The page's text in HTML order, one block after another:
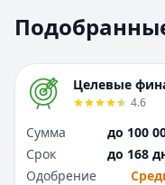
4.6
Сумма
до 100
Срок
до 168
Одобрение